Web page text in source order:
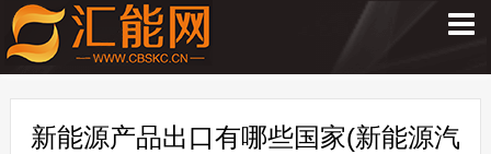
新能源产品出口有哪些国家(新能源汽